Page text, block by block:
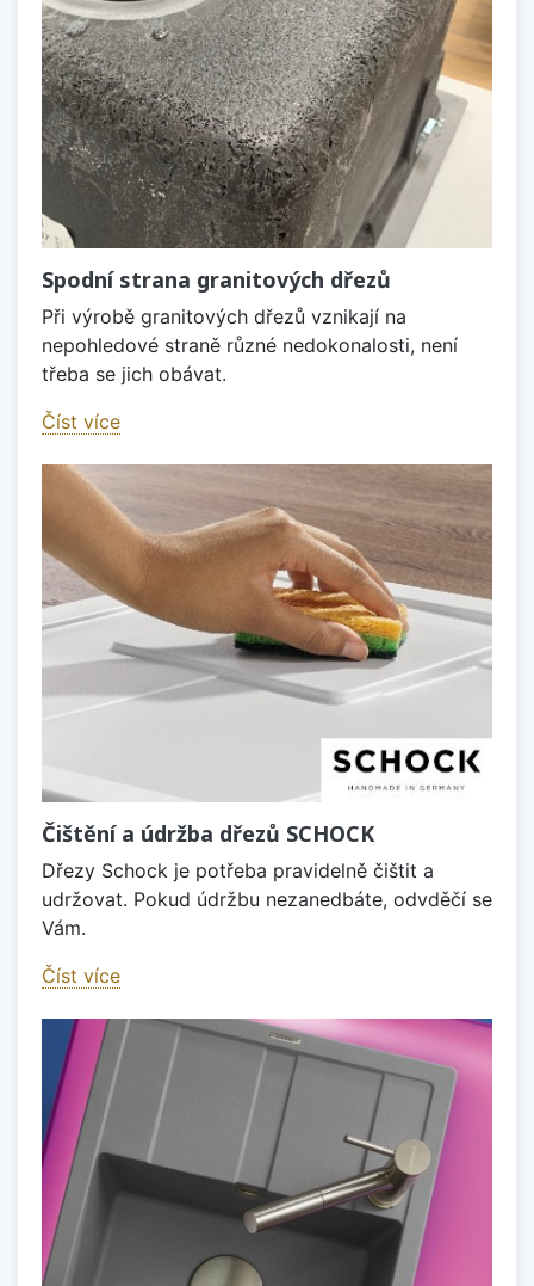
Spodní strana granitových dřezů
Při výrobě granitových dřezů vznikají na
nepohledové straně různé nedokonalosti, není
třeba se jich obávat.
Číst více
Čištění a údržba dřezů SCHOCK
Dřezy Schock je potřeba pravidelně čištit a
udržovat. Pokud údržbu nezanedbáte, odvděčí se
Vám.
Číst více